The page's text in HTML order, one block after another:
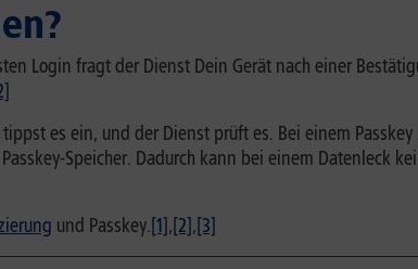
Login fragt der Dienst Dein Gerät nach einer
es ein, und der Dienst prüft es. Bei einem
Speicher. Dadurch kann bei einem Datenleck
und Passkey.[1],[2],[3]